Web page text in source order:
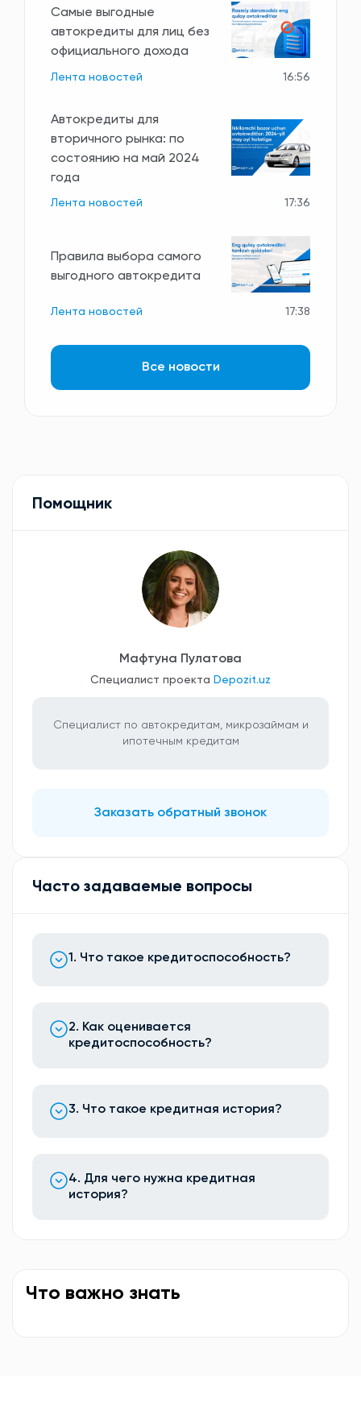
Самые выгодные
автокредиты для лиц без
официального дохода
Лента новостей 16:56
Автокредиты для
вторичного рынка: по
состоянию на май 2024
года
Лента новостей 17:36
Правила выбора самого
выгодного автокредита
Лента новостей 17:38
Все новости
Помощник
Мафтуна Пулатова
Специалист проекта Depozit.uz
Специалист по автокредитам, микрозаймам и
ипотечным кредитам
Заказать обратный звонок
Часто задаваемые вопросы
1. Что такое кредитоспособность?
2. Как оценивается
кредитоспособность?
3. Что такое кредитная история?
4. Для чего нужна кредитная
история?
Что важно знать